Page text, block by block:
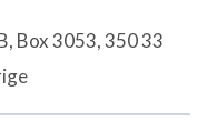
Box 3053, 350 33